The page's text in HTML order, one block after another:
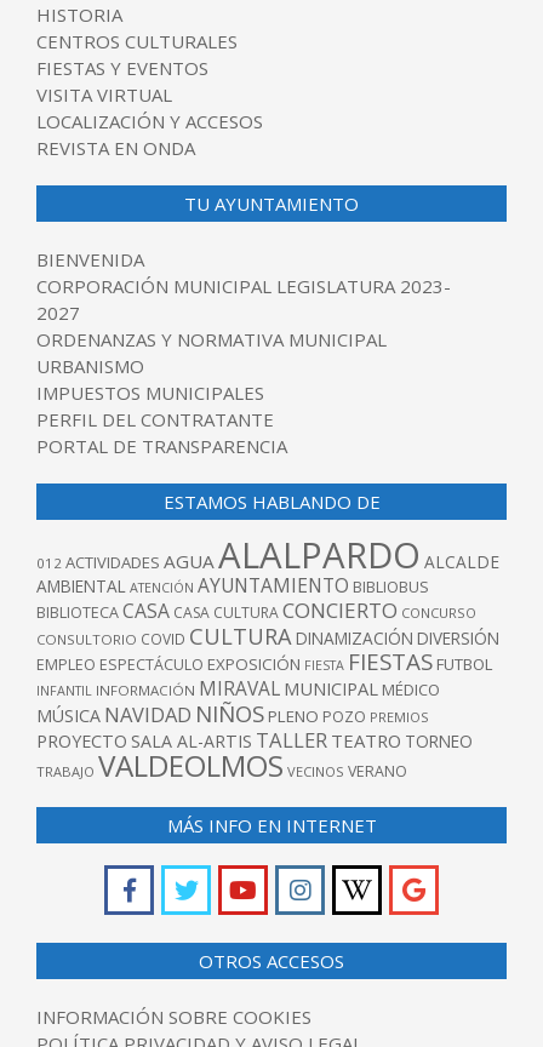
HISTORIA
CENTROS CULTURALES
FIESTAS Y EVENTOS
VISITA VIRTUAL
LOCALIZACIÓN Y ACCESOS
REVISTA EN ONDA
TU AYUNTAMIENTO
BIENVENIDA
CORPORACIÓN MUNICIPAL LEGISLATURA 2023-
2027
ORDENANZAS Y NORMATIVA MUNICIPAL
URBANISMO
IMPUESTOS MUNICIPALES
PERFIL DEL CONTRATANTE
PORTAL DE TRANSPARENCIA
ESTAMOS HABLANDO DE
012 ACTIVIDADES AGUA ALALPARDO ALCALDE
AMBIENTAL ATENCIÓN AYUNTAMIENTO BIBLIOBUS
BIBLIOTECACASA CASA CULTURACONCIERTO CONCURSO
CONSULTORIO COVID CULTURA DINAMIZACIÓN DIVERSIÓN
EMPLEO ESPECTÁCULO EXPOSICIÓN FIESTA FIESTAS FUTBOL
INFANTIL INFORMACIÓN MIRAVAL MUNICIPAL MÉDICO
MÚSICA NAVIDAD NIÑOS PLENO POZO PREMIOS
PROYECTO SALA AL-ARTIS TALLER TEATRO TORNEO
TRABAJO VALDEOLMOS VECINOS VERANO
MÁS INFO EN INTERNET
OTROS ACCESOS
INFORMACIÓN SOBRE COOKIES